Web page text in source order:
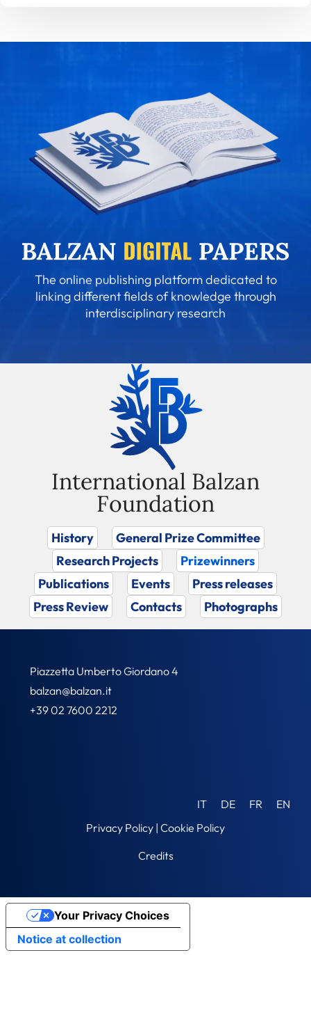
The online publishing platform dedicated to
linking different fields of knowledge through
interdisciplinary research
International Balzan
Foundation
History
General Prize Committee
Research Projects
Prizewinners
Publications
Events
Press releases
Press Review
Contacts Photographs
Piazzetta Umberto Giordano 4
balzan@balzan.it
+39 02 7600 2212
IT DE FR
EN
Privacy Policy | Cookie Policy
Credits
Notice at collection
Your Privacy Choices